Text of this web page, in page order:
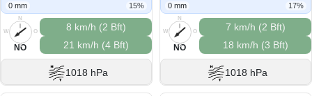
0 mm 15%
N
O
S
W
NO
8 km/h (2 Bft)
21 km/h (4 Bft)
1018 hPa
0 mm 17%
N
O
S
W
NO
7 km/h (2 Bft)
18 km/h (3 Bft)
1018 hPa